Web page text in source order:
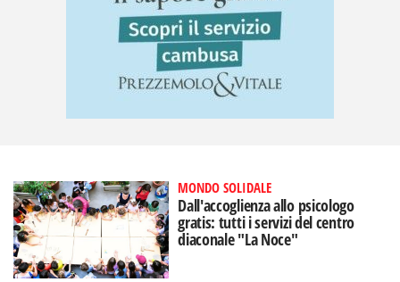
MONDO SOLIDALE
Dall'accoglienza allo psicologo
gratis: tutti i servizi del centro
diaconale "La Noce"